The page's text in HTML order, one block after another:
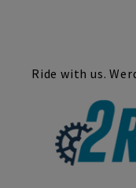
Ride with us.